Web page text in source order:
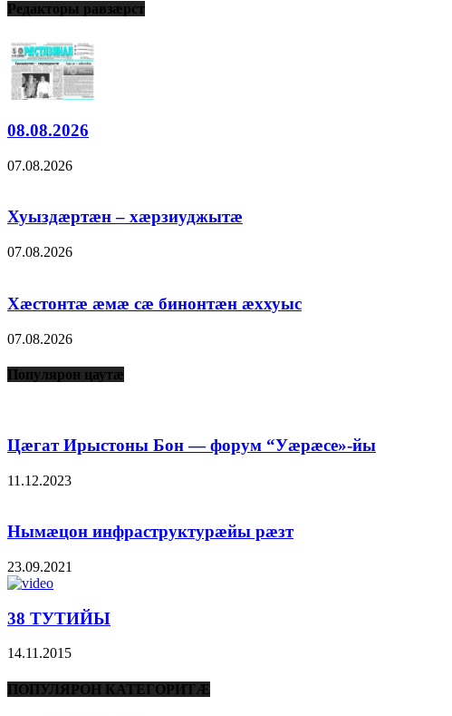
Редакторы равзæрст
08.08.2026
07.08.2026
Хуыздæртæн – хæрзиуджытæ
07.08.2026
Хæстонтæ æмæ сæ бинонтæн æххуыс
07.08.2026
Популярон цаутæ
Цæгат Ирыстоны Бон — форум “Уæрæсе»-йы
11.12.2023
Нымæцон инфраструктурæйы рæзт
23.09.2021
38 ТУТИЙЫ
14.11.2015
ПОПУЛЯРОН КАТЕГОРИТÆ